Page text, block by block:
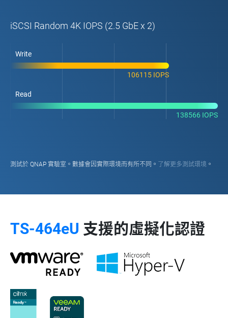
iSCSI Random 4K IOPS (2.5 GbE x 2)
Write
106115 IOPS
Read
138566 IOPS
測試於 QNAP 實驗室。數據會因實際環境而有所不同。 了解更多測試環境 。
TS-464eU 支援的虛擬化認證